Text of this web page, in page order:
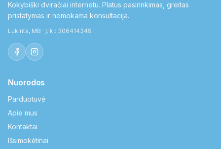
Kokybiški dviračiai internetu. Platus pasirinkimas, greitas
pristatymas ir nemokama konsultacija.
Lukinta, MB · Į. k.: 306414349
Nuorodos
Parduotuvė
Apie mus
Kontaktai
Išsimokėtinai